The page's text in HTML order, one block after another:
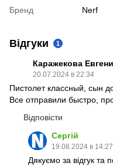
Бренд Nerf
Відгуки 1
Каражекова
20.07.2024 в 22:34
Пистолет классный, сын
Все отправили быстро,
Відповісти
Сергій
19.08.2024 в 14:27
Дякуємо за відгук та